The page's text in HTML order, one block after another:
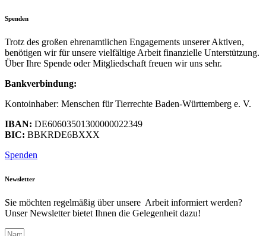
Spenden
Trotz des großen ehrenamtlichen Engagements unserer Aktiven,
benötigen wir für unsere vielfältige Arbeit finanzielle Unterstützung.
Über Ihre Spende oder Mitgliedschaft freuen wir uns sehr.
Bankverbindung:
Kontoinhaber: Menschen für Tierrechte Baden-Württemberg e. V.
IBAN: DE60603501300000022349
BIC: BBKRDE6BXXX
Spenden
Newsletter
Sie möchten regelmäßig über unsere Arbeit informiert werden?
Unser Newsletter bietet Ihnen die Gelegenheit dazu!